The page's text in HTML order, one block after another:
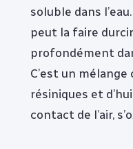
soluble dans
peut la faire
profondément
C’est un mélange
résiniques et
contact de l’air,